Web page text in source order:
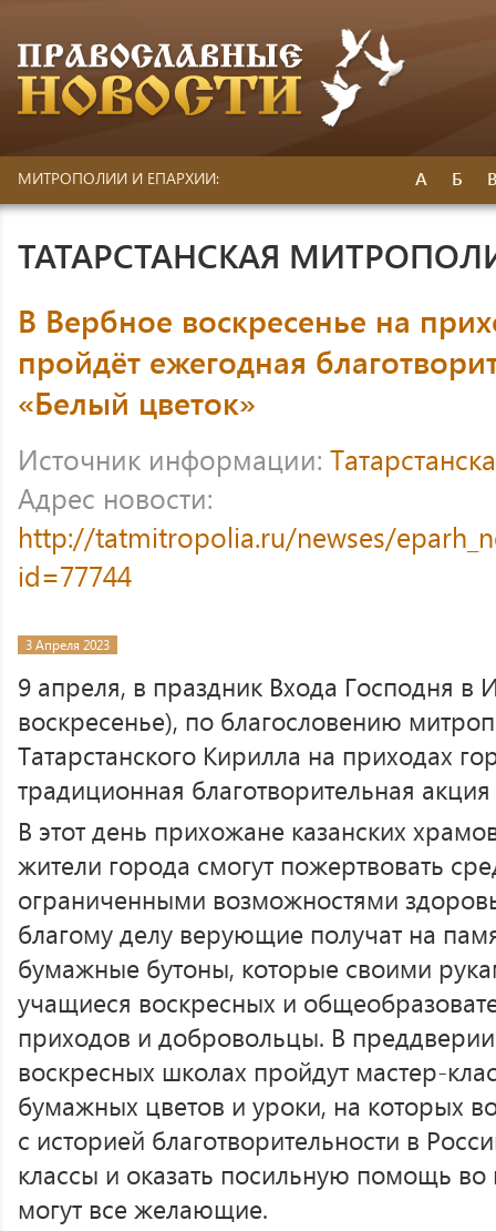
МИТРОПОЛИИ И ЕПАРХИИ: А Б
ТАТАРСТАНСКАЯ
В Вербное воскресенье на
пройдёт ежегодная
«Белый цветок»
Источник информации:
Адрес новости:
http://tatmitropolia.ru/newses/
id=77744
3 Апреля 2023
9 апреля, в праздник Входа Господня в
воскресенье), по благословению
Татарстанского Кирилла на приходах
традиционная благотворительная
В этот день прихожане казанских
жители города смогут пожертвовать
ограниченными возможностями
благому делу верующие получат на
бумажные бутоны, которые своими
учащиеся воскресных и
приходов и добровольцы. В
воскресных школах пройдут мастер-
бумажных цветов и уроки, на которых
с историей благотворительности в
классы и оказать посильную помощь
могут все желающие.